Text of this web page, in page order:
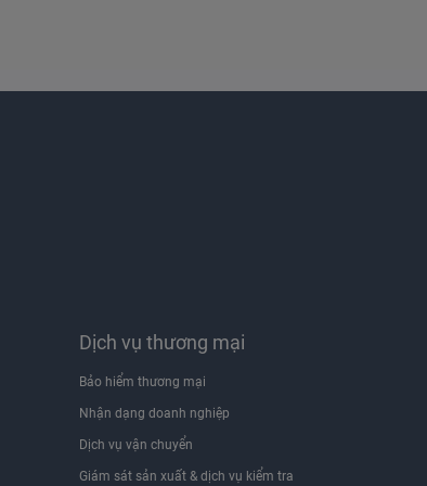
Dịch vụ thương mại
Bảo hiểm thương mại
Nhận dạng doanh nghiệp
Dịch vụ vận chuyển
Giám sát sản xuất & dịch vụ kiểm tra